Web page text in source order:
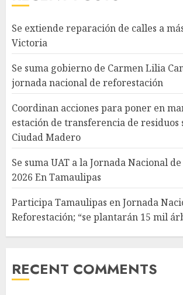
Se extiende reparación de calles a
Victoria
Se suma gobierno de Carmen Lilia
jornada nacional de reforestación
Coordinan acciones para poner en
estación de transferencia de residuos
Ciudad Madero
Se suma UAT a la Jornada Nacional
2026 En Tamaulipas
Participa Tamaulipas en Jornada
Reforestación; “se plantarán 15 mil
RECENT COMMENTS